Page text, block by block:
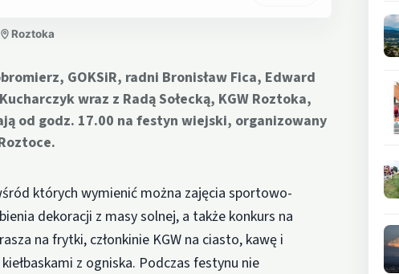
Roztoka
GOKSiR, radni Bronisław Fica, Edward
wraz z Radą Sołecką, KGW Roztoka,
od godz. 17.00 na festyn wiejski, organizowany
których wymienić można zajęcia sportowo-
dekoracji z masy solnej, a także konkurs na
na frytki, członkinie KGW na ciasto, kawę i
z ogniska. Podczas festynu nie